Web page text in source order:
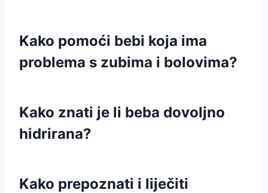
Kako pomoći bebi koja ima
problema s zubima i bolovima?
Kako znati je li beba dovoljno
hidrirana?
Kako prepoznati i liječiti